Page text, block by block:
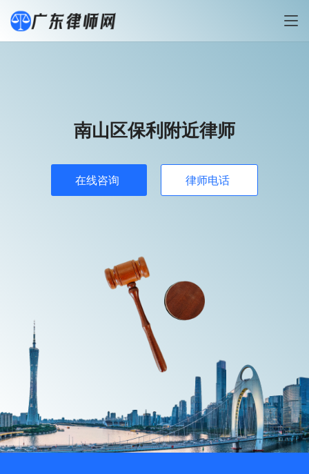
南山区保利附近律师
在线咨询 律师电话